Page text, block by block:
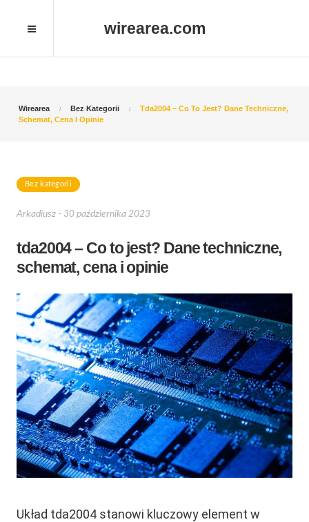
wirearea.com
Wirearea Bez Kategorii
Tda2004 – Co To Jest? Dane Techniczne,
Schemat, Cena I Opinie
Bez kategorii
Arkadiusz - 30 października 2023
tda2004 – Co to jest? Dane techniczne,
schemat, cena i opinie
Układ tda2004 stanowi kluczowy element w